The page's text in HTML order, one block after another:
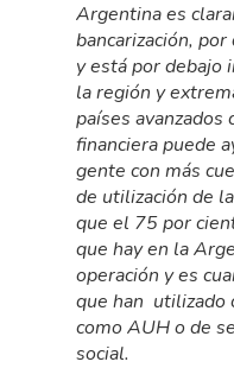
Argentina es
bancarización,
y está por debajo
la región y
países avanzados
financiera puede
gente con más
de utilización de
que el 75 por
que hay en la
operación y es
que han utilizado
como AUH o de
social.